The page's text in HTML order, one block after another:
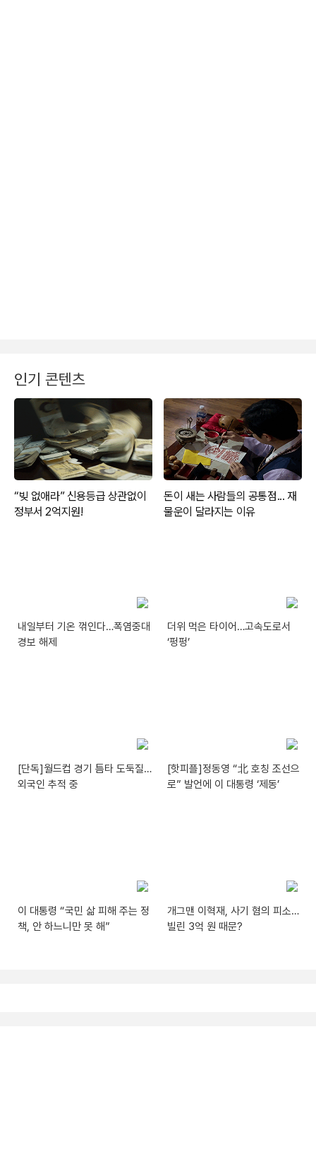
인기 콘텐츠
내일부터 기온 꺾인다…폭염중대
경보 해제
더위 먹은 타이어…고속도로서
‘펑펑’
[단독]월드컵 경기 틈타 도둑질…
외국인 추적 중
[핫피플]정동영 “北 호칭 조선으
로” 발언에 이 대통령 ‘제동’
이 대통령 “국민 삶 피해 주는 정
책, 안 하느니만 못 해”
개그맨 이혁재, 사기 혐의 피소…
빌린 3억 원 때문?